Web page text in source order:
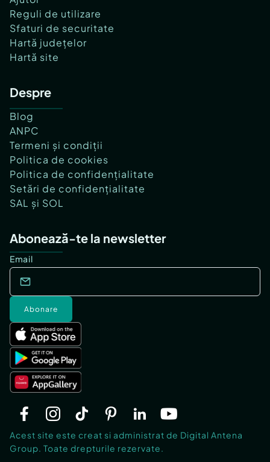
Reguli de utilizare
Sfaturi de securitate
Hartă județelor
Hartă site
Despre
Blog
ANPC
Termeni și condiții
Politica de cookies
Politica de confidențialitate
Setări de confidențialitate
SAL și SOL
Abonează-te la newsletter
Email
Abonare
Acest site este creat si administrat de Digital Antena
Group. Toate drepturile rezervate.